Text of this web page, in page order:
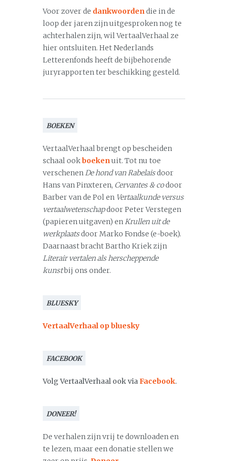
Voor zover de dankwoordendie in de
loop der jaren zijn uitgesproken nog te
achterhalen zijn, wil VertaalVerhaal ze
hier ontsluiten. Het Nederlands
Letterenfonds heeft de bijbehorende
juryrapporten ter beschikking gesteld.
BOEKEN
VertaalVerhaal brengt op bescheiden
schaal ookboekenuit. Tot nu toe
verschenenDe hond van Rabelaisdoor
Hans van Pinxteren, Cervantes & codoor
Barber van de Pol en Vertaalkunde versus
vertaalwetenschapdoor Peter Verstegen
(papieren uitgaven) enKrullen uit de
werkplaatsdoor Marko Fondse (e-boek).
Daarnaast bracht Bartho Kriek zijn
Literair vertalen als herscheppende
kunstbij ons onder.
BLUESKY
VertaalVerhaal op bluesky
FACEBOOK
Volg VertaalVerhaal ook viaFacebook.
DONEER!
De verhalen zijn vrij te downloaden en
te lezen, maar een donatie stellen we